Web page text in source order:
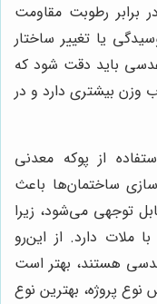
رطوبت مقاومت
یا تغییر ساختار
باید دقت شود که
وزن بیشتری دارد و در
از پوکه معدنی
ساختمان‌ها باعث
توجهی می‌شود، زیرا
ملات دارد. از این‌رو
هستند، بهتر است
نوع پروژه، بهترین نوع